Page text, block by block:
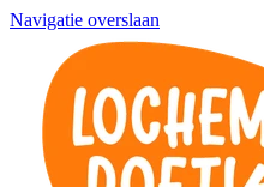
Navigatie overslaan